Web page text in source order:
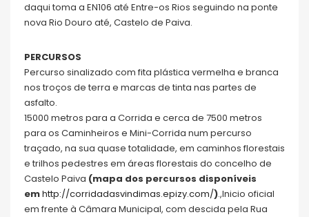
daqui toma a EN106 até Entre-os Rios seguindo na ponte
nova Rio Douro até, Castelo de Paiva.
PERCURSOS
Percurso sinalizado com fita plástica vermelha e branca
nos troços de terra e marcas de tinta nas partes de
asfalto.
15000 metros para a Corrida e cerca de 7500 metros
para os Caminheiros e Mini-Corrida num percurso
traçado, na sua quase totalidade, em caminhos florestais
e trilhos pedestres em áreas florestais do concelho de
Castelo Paiva (mapa dos percursos disponíveis
emhttp://corridadasvindimas.epizy.com/).,Inicio oficial
em frente à Câmara Municipal, com descida pela Rua